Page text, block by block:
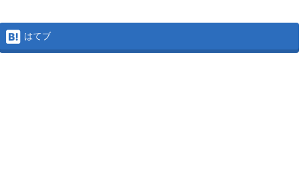
はてブ